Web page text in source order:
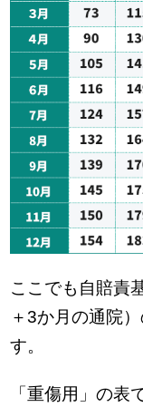
ここでも自賠責
＋3か月の通院
す。
「重傷用」の表